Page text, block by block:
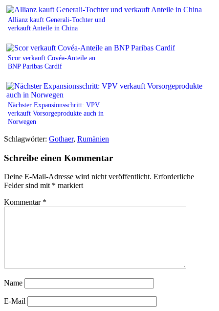
Allianz kauft Generali-Tochter und
verkauft Anteile in China
Scor verkauft Covéa-Anteile an
BNP Paribas Cardif
Nächster Expansionsschritt: VPV
verkauft Vorsorgeprodukte auch in
Norwegen
Schlagwörter: Gothaer, Rumänien
Schreibe einen Kommentar
Deine E-Mail-Adresse wird nicht veröffentlicht. Erforderliche
Felder sind mit * markiert
Kommentar *
Name
E-Mail